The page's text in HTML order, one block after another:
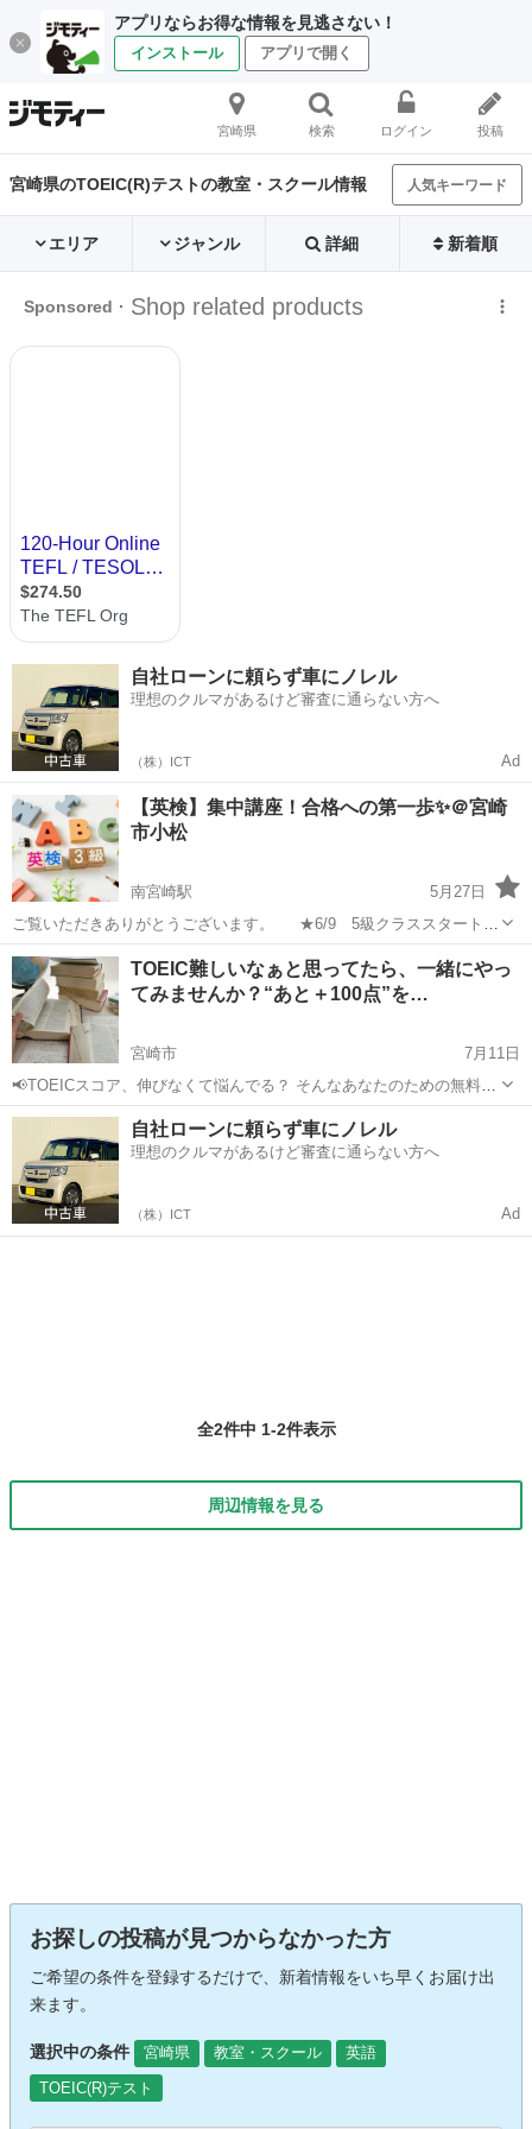
アプリならお得な情報を見逃さない！
インストール アプリで開く
宮崎県 検索 ログイン 投稿
宮崎県のTOEIC(R)テストの教室・スクール情報 人気キーワード
エリア ジャンル 詳細 新着順
自社ローンに頼らず車にノレル
理想のクルマがあるけど審査に通らない方へ
（株）ICT Ad
【英検】集中講座！合格への第一歩✨＠宮崎
市小松
南宮崎駅
5月27日
ご覧いただきありがとうございます。 ★6/9 5級クラススタート！
残り5席 17:00〜17:45 ★6/9 4級クラススタート！残り5席 18:00〜
18:45 ★6/9 3級クラススタート！残り5席 1...
宮崎 宮崎市 南宮崎駅 TOEIC(R)テスト
TOEIC難しいなぁと思ってたら、一緒にやっ
てみませんか？“あと＋100点”を…
宮崎市
7月11日
📢TOEICスコア、伸びなくて悩んでる？ そんなあなたのための無料体
験セッション開催中！ ✔ 600→705点／800→900点など実績多数 ✔ リ
スニング3割→8割にUPした方も！ ✔ たった1日30分の学習で...
宮崎 宮崎市 TOEIC(R)テスト TOEIC
自社ローンに頼らず車にノレル
理想のクルマがあるけど審査に通らない方へ
（株）ICT Ad
全2件中 1-2件表示
周辺情報を見る
お探しの投稿が見つからなかった方
ご希望の条件を登録するだけで、新着情報をいち早くお届け出
来ます。
選択中の条件 宮崎県 教室・スクール
英語
TOEIC(R)テスト